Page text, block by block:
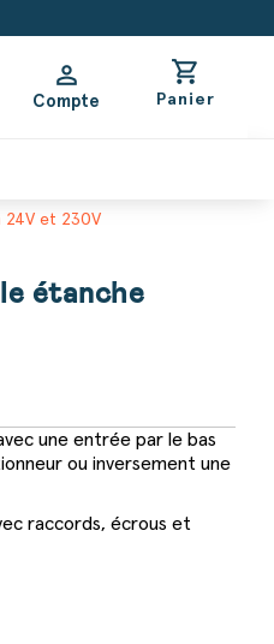
person
Compte
shopping_cart
Panier
24V et 230V
étanche
une entrée par le bas
ou inversement une
raccords, écrous et